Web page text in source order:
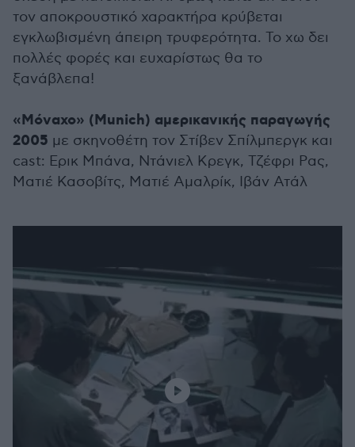
τον αποκρουστικό χαρακτήρα κρύβεται
εγκλωβισμένη άπειρη τρυφερότητα. Το χω δει
πολλές φορές και ευχαρίστως θα το
ξανάβλεπα!
«Μόναχο» (Munich) αμερικανικής παραγωγής
2005 με σκηνοθέτη τον Στίβεν Σπίλμπεργκ και
cast: Ερικ Μπάνα, Ντάνιελ Κρεγκ, Τζέφρι Ρας,
Ματιέ Κασοβίτς, Ματιέ Αμαλρίκ, Ιβάν Ατάλ